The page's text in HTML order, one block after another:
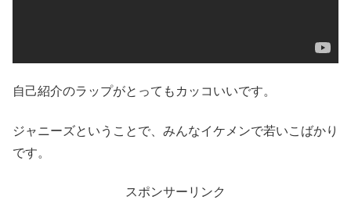
自己紹介のラップがとってもカッコいいです。
ジャニーズということで、みんなイケメンで若いこばかり
です。
スポンサーリンク